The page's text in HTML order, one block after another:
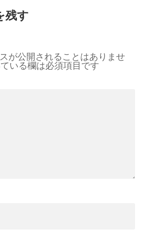
残す
が公開されることはありませ
いる欄は必須項目です